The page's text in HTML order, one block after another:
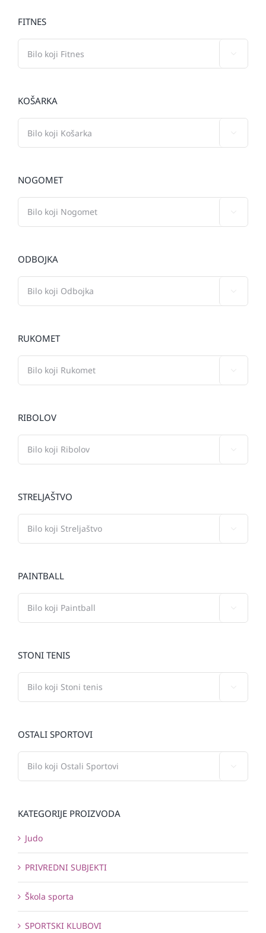
FITNES
KOŠARKA
NOGOMET
ODBOJKA
RUKOMET
RIBOLOV
STRELJAŠTVO
PAINTBALL
STONI TENIS
OSTALI SPORTOVI
KATEGORIJE PROIZVODA
Judo
PRIVREDNI SUBJEKTI
Škola sporta
SPORTSKI KLUBOVI